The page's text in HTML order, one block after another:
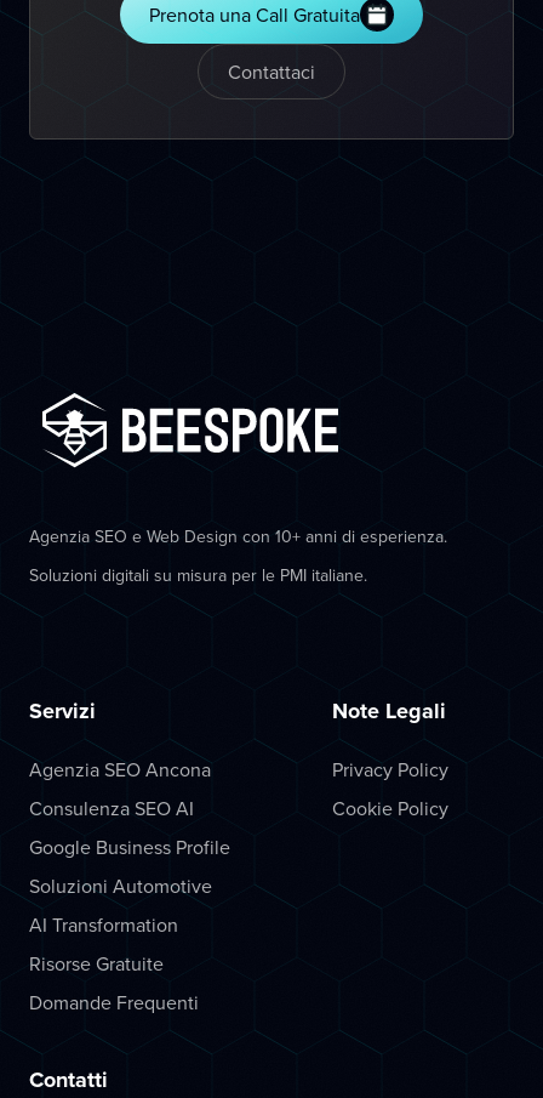
Prenota una Call Gratuita
Contattaci
Agenzia SEO e Web Design con 10+ anni di esperienza.
Soluzioni digitali su misura per le PMI italiane.
Servizi
Agenzia SEO Ancona
Consulenza SEO AI
Google Business Profile
Soluzioni Automotive
AI Transformation
Risorse Gratuite
Domande Frequenti
Note Legali
Privacy Policy
Cookie Policy
Contatti